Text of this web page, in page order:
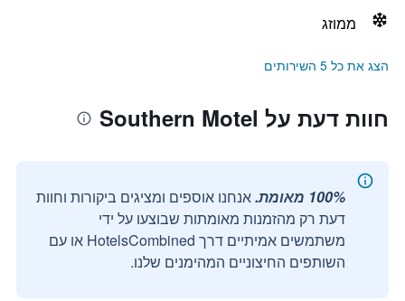
ממוזג
הצג את כל 5 השירותים
חוות דעת על Southern Motel
100% מאומת.
אנחנו אוספים ומציגים ביקורות וחוות
דעת רק מהזמנות מאומתות שבוצעו על ידי
משתמשים אמיתיים דרך HotelsCombined או עם
השותפים החיצוניים המהימנים שלנו.